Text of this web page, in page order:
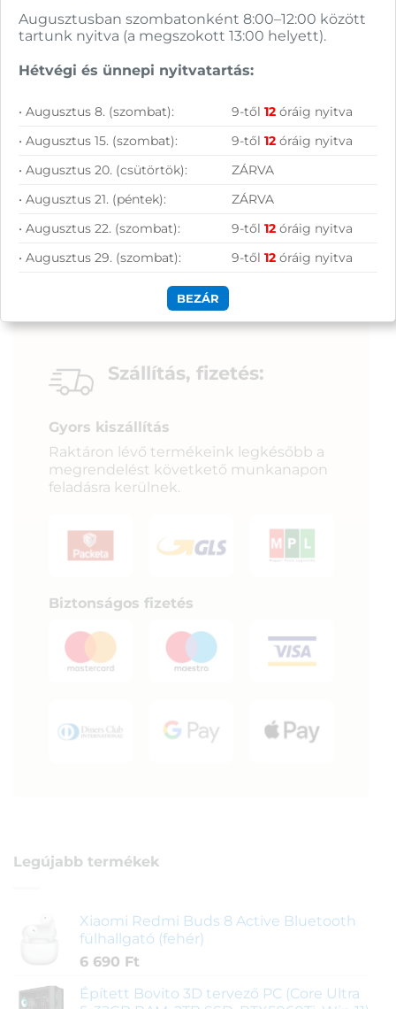
Nagy raktárkészlet
Hűségprogram
50 000 Ft felett ingyenes szállítás
Szolgáltatásaink vállalkozásoknak
Szállítás, fizetés:
Gyors kiszállítás
Raktáron lévő termékeink legkésőbb a
megrendelést követkető munkanapon
feladásra kerülnek.
Biztonságos fizetés
Legújabb termékek
Xiaomi Redmi Buds 8 Active Bluetooth
fülhallgató (fehér)
6 690 Ft
Épített Bovito 3D tervező PC (Core Ultra
Augusztusban szombatonként 8:00–12:00 között
tartunk nyitva (a megszokott 13:00 helyett).
Hétvégi és ünnepi nyitvatartás:
• Augusztus 8. (szombat): 9-től12 óráig nyitva
• Augusztus 15. (szombat):
9-től12 óráig nyitva
• Augusztus 20. (csütörtök):
ZÁRVA
• Augusztus 21. (péntek):
ZÁRVA
• Augusztus 22. (szombat):
9-től12 óráig nyitva
• Augusztus 29. (szombat):
9-től12 óráig nyitva
BEZÁR